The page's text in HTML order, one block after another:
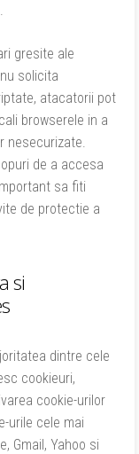
gresite ale
solicita
atacatorii pot
browserele in a
nesecurizate.
de a accesa
sa fiti
de protectie a
si
dintre cele
cookieuri,
cookie-urilor
urile cele mai
Gmail, Yahoo si